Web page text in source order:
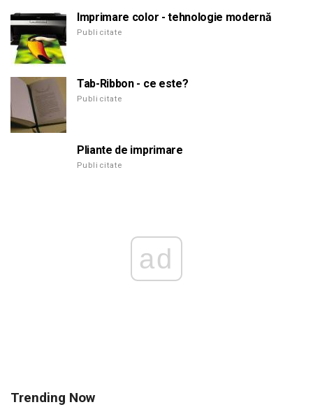
Imprimare color - tehnologie modernă
Publicitate
Tab-Ribbon - ce este?
Publicitate
Pliante de imprimare
Publicitate
ad
Trending Now